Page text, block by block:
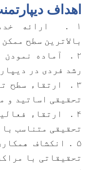
اهداف
۱ .
ارائه
بالاترین سطح
۲ .
آماده نمودن
رشد فردی در
۳ ‌.
ارتقاء سطح
تحقیقی اساتید و
۴ .
ارتقاء
تحقیقی متناسب
۵ .
انکشاف
تحقیقاتی با